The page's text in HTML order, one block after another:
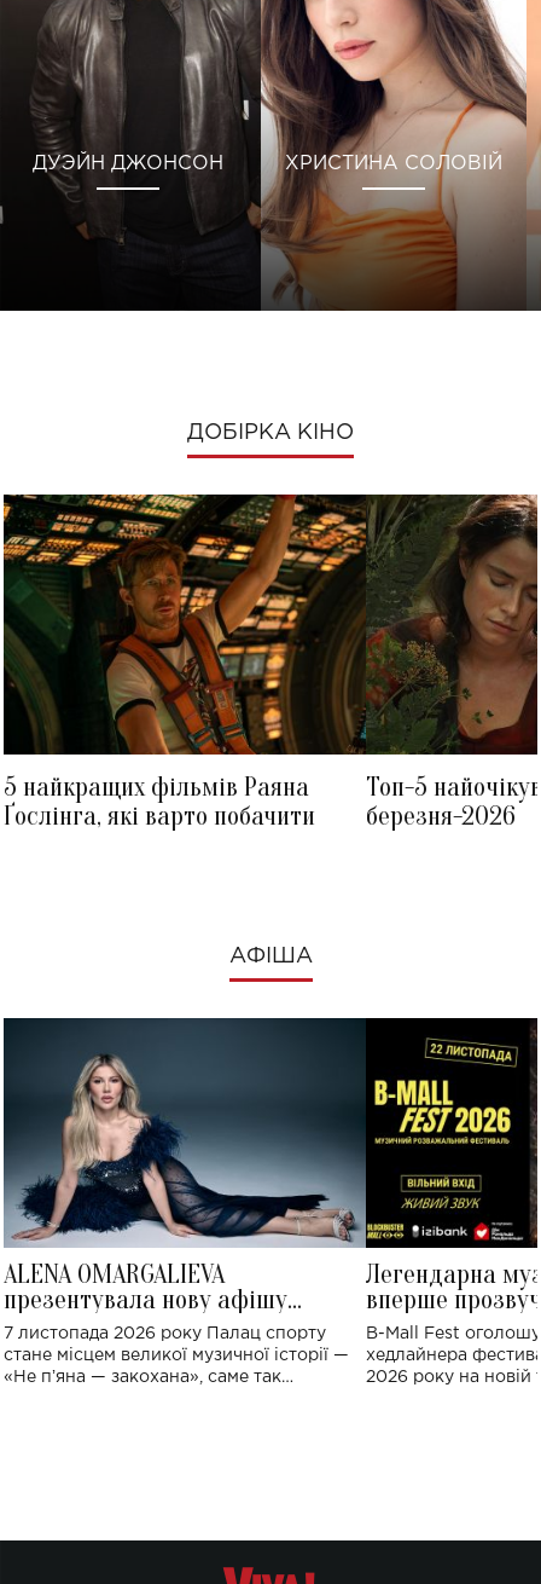
ДУЭЙН ДЖОНСОН ХРИСТИНА СОЛОВІЙ
ДОБІРКА КІНО
5 найкращих фільмів Раяна
Ґослінга, які варто побачити
Топ-5
березня-2026
АФІША
ALENA OMARGALIEVA
презентувала нову афішу
великого концерту в Палаці
спорту
7 листопада 2026 року Палац спорту
стане місцем великої музичної історії —
«Не пʼяна — закохана», саме так
Легендарна
вперше
Україні: де
B-Mall Fest
хедлайнера
2026 року на новій